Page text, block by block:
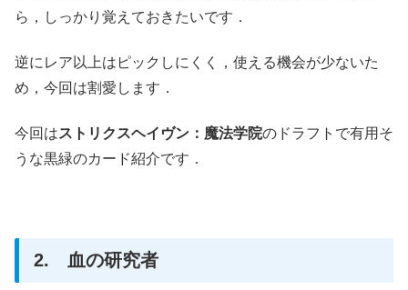
ら，しっかり覚えておきたいです．
逆にレア以上はピックしにくく，使える機会が少ないた
め，今回は割愛します．
今回はストリクスヘイヴン：魔法学院のドラフトで有用そ
うな黒緑のカード紹介です．
2. 血の研究者